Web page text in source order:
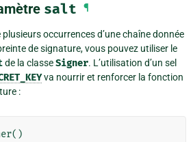
salt ¶
occurrences d’une chaîne donnée
de signature, vous pouvez utiliser le
de la classeSigner. L’utilisation d’un sel
va nourrir et renforcer la fonction
:
()